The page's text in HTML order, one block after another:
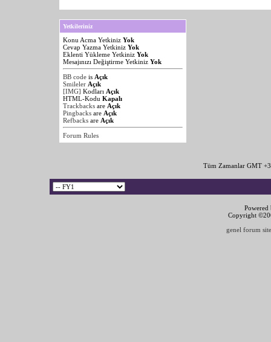
Yetkileriniz
Konu Acma Yetkiniz Yok
Cevap Yazma Yetkiniz Yok
Eklenti Yükleme Yetkiniz Yok
Mesajınızı Değiştirme Yetkiniz Yok
BB code is Açık
Smileler Açık
[IMG] Kodları Açık
HTML-Kodu Kapalı
Trackbacks are Açık
Pingbacks are Açık
Refbacks are Açık
Forum Rules
Tüm Zamanlar GMT
Copyright
genel forum